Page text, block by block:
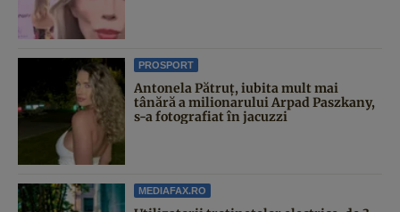
PROSPORT
Antonela Pătruț, iubita mult mai
tânără a milionarului Arpad Paszkany,
s-a fotografiat în jacuzzi
MEDIAFAX.RO